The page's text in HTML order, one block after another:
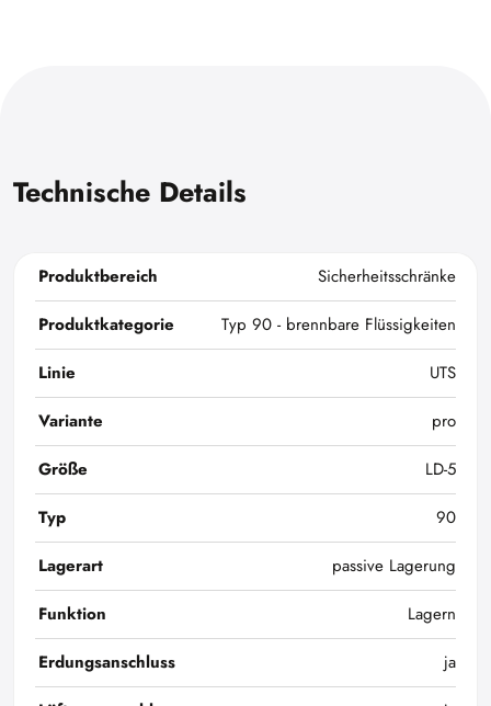
Technische Details
Produktbereich
Sicherheitsschränke
Produktkategorie
Typ 90 - brennbare Flüssigkeiten
Linie
UTS
Variante
pro
Größe
LD-5
Typ
90
Lagerart
passive Lagerung
Funktion
Lagern
Erdungsanschluss
ja